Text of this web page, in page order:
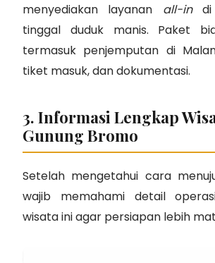
menyediakan layanan all-indi
tinggal duduk manis. Paket
termasuk penjemputan di
tiket masuk, dan dokumentasi.
3. Informasi Lengkap
Gunung Bromo
Setelah mengetahui cara
wajib memahami detail
wisata ini agar persiapan lebih